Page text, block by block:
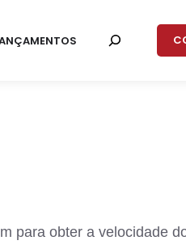
para obter a velocidade